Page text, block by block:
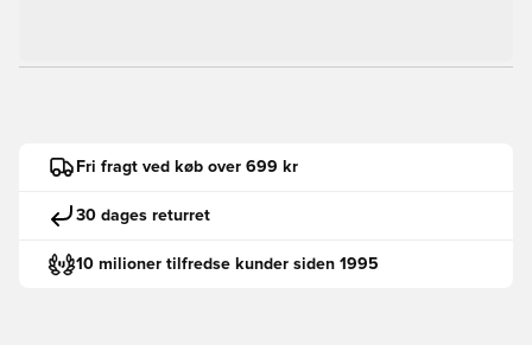
Fri fragt ved køb over 699 kr
30 dages returret
10 milioner tilfredse kunder siden 1995